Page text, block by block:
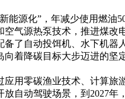
能源化”，年减少使用燃油
气源热泵技术，推进煤改
备了自动投饵机、水下机
着降碳目标大步迈进的
用零碳渔业技术、计算
自动驾驶场景，到2027